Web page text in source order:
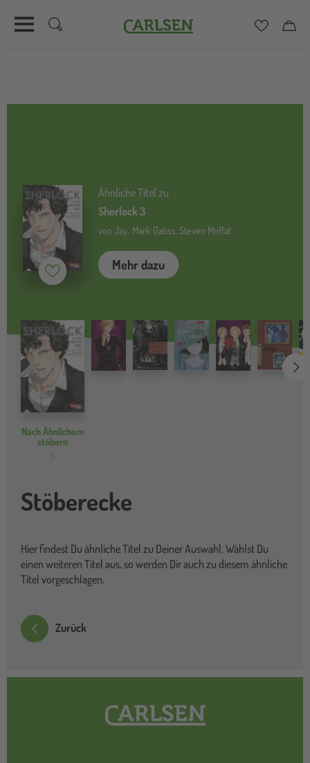
Carlsen
Ähnliche Titel zu
Sherlock 3
von Jay., Mark Gatiss, Steven Moffat
Mehr dazu
Merken ( inaktiv)
Nach Ähnlichem
stöbern
Stöberecke
Hier findest Du ähnliche Titel zu Deiner Auswahl. Wählst Du
einen weiteren Titel aus, so werden Dir auch zu diesem ähnliche
Titel vorgeschlagen.
Zurück